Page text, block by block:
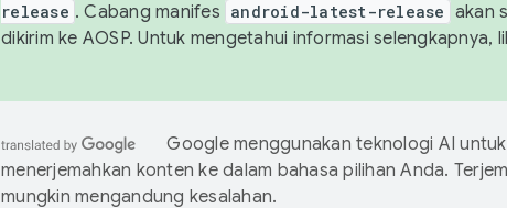
release . Cabang manifes android-latest-release akan
dikirim ke AOSP. Untuk mengetahui informasi selengkapnya,
Google menggunakan teknologi AI untuk
menerjemahkan konten ke dalam bahasa pilihan Anda.
mungkin mengandung kesalahan.